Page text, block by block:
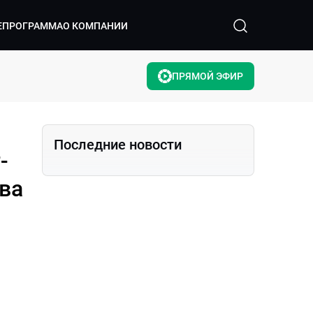
О КОМПАНИИ
ПРЯМОЙ ЭФИР
Последние новости